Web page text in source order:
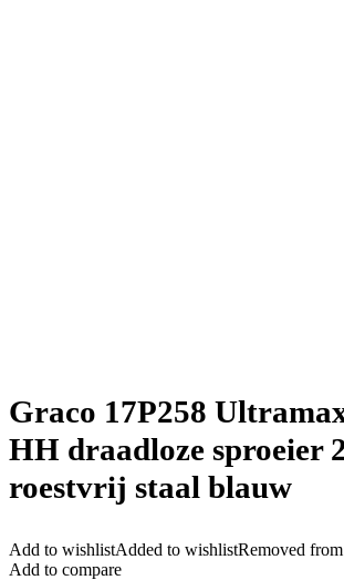
Graco 17P258
HH draadloze sproeier
roestvrij staal blauw
Add to wishlistAdded to wishlistRemoved
Add to compare